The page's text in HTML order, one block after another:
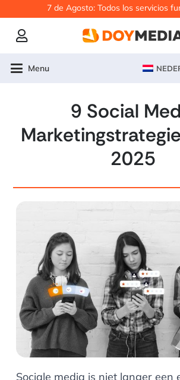
7 de Agosto: Todos los servicios
Menu
9 Social
2025
Sociale media is niet langer een